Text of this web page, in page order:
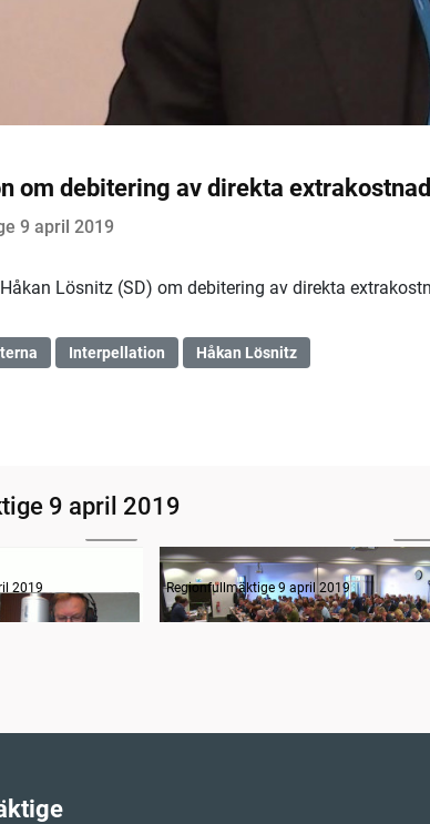
om debitering av direkta
9 april 2019
Lösnitz (SD) om debitering av direkta
Interpellation Håkan Lösnitz
9 april 2019
2019
Inledande formalia
Regionfullmäktige 9 april 2019